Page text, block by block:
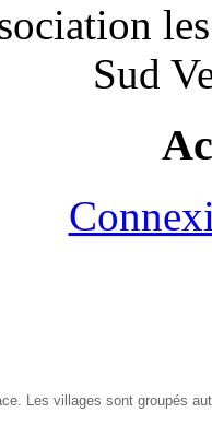
Sud
Les villages sont groupés